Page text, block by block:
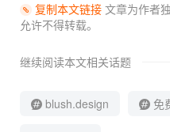
复制本文链接文章为作者
允许不得转载。
继续阅读本文相关话题
blush.design 免